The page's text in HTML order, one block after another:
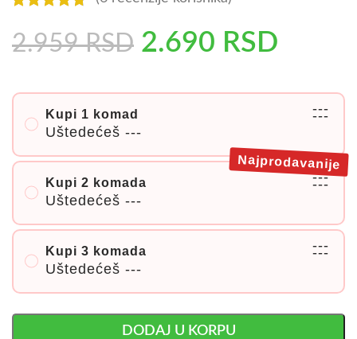
2.959RSD 2.690 RSD
Kupi 1 komad
Uštedećeš ---
---
---
Kupi 2 komada
Uštedećeš ---
---
---
Najprodavanije
Kupi 3 komada
Uštedećeš ---
---
---
DODAJ U KORPU